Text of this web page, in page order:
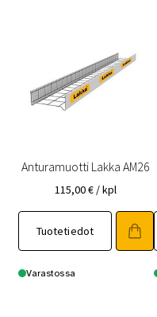
Anturamuotti Lakka AM26
115,00€ / kpl
Tuotetiedot
Varastossa